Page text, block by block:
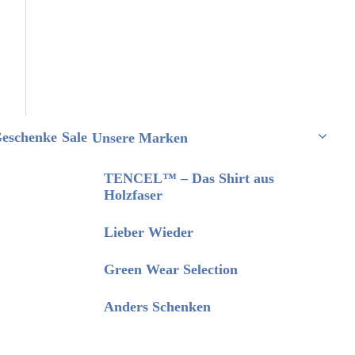
Sale Unsere Marken
TENCEL™ – Das Shirt aus
Holzfaser
Lieber Wieder
Green Wear Selection
Anders Schenken